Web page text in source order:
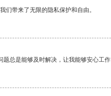
们带来了无限的隐私保护和自由。
题总是能够及时解决，让我能够安心工